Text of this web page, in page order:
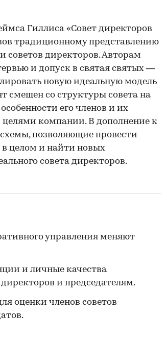
Гиллиса «Совет директоров
традиционному представлению
советов директоров. Авторам
и допуск в святая святых —
новую идеальную модель
смещен со структуры совета на
его членов и их
целями компании. В дополнение к
позволяющие провести
в целом и найти новых
совета директоров.
управления меняют
и личные качества
и председателям.
оценки членов советов